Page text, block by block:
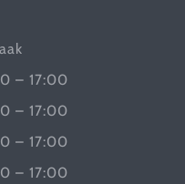
– 17:00
– 17:00
– 17:00
– 17:00